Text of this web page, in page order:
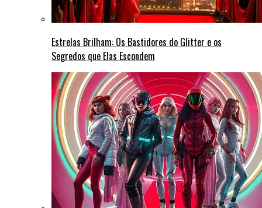
Estrelas Brilham: Os Bastidores do Glitter e os
Segredos que Elas Escondem